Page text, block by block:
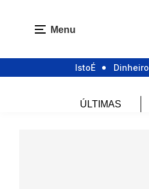
Menu
IstoÉ Dinheiro
ÚLTIMAS